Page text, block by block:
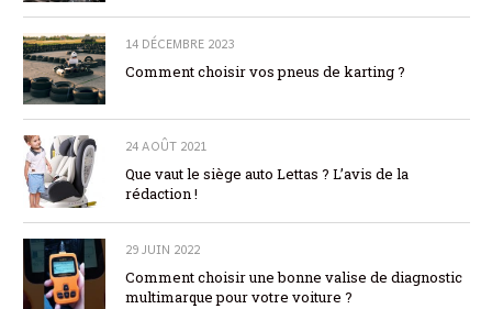
14 DÉCEMBRE 2023
Comment choisir vos pneus de karting ?
24 AOÛT 2021
Que vaut le siège auto Lettas ? L’avis de la
rédaction !
29 JUIN 2022
Comment choisir une bonne valise de diagnostic
multimarque pour votre voiture ?